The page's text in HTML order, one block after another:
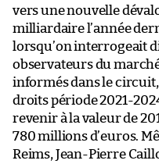
vers une nouvelle
milliardaire l’année
lorsqu’on interrogeait
observateurs du
informés dans le
droits période 2021-
revenir à la valeur de
780 millions d’euros.
Reims, Jean-Pierre